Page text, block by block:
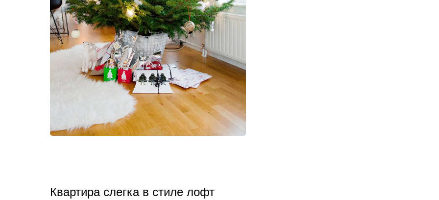
Квартира слегка в стиле лофт